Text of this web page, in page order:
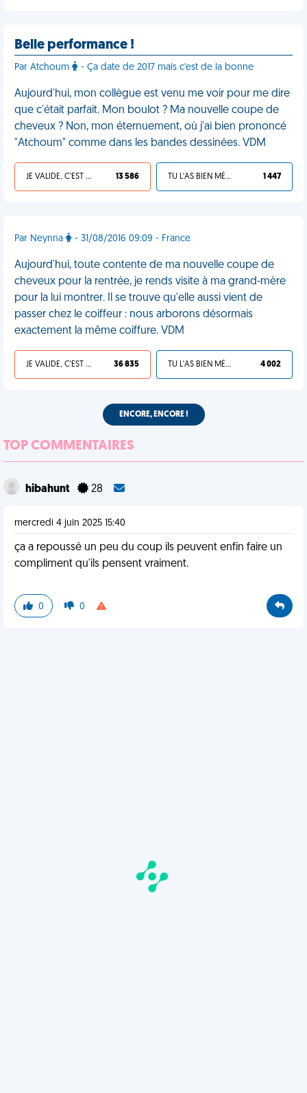
Belle performance !
Par Atchoum - Ça date de 2017 mais c'est de la bonne
Aujourd'hui, mon collègue est venu me voir pour me dire
que c'était parfait. Mon boulot ? Ma nouvelle coupe de
cheveux ? Non, mon éternuement, où j'ai bien prononcé
"Atchoum" comme dans les bandes dessinées. VDM
JE VALIDE, C'EST UNE VDM 13 586 TU L'AS BIEN MÉRITÉ 1 447
Par Neynna - 31/08/2016 09:09 - France
Aujourd'hui, toute contente de ma nouvelle coupe de
cheveux pour la rentrée, je rends visite à ma grand-mère
pour la lui montrer. Il se trouve qu'elle aussi vient de
passer chez le coiffeur : nous arborons désormais
exactement la même coiffure. VDM
JE VALIDE, C'EST UNE VDM 36 835 TU L'AS BIEN MÉRITÉ 4 002
ENCORE, ENCORE !
TOP COMMENTAIRES
hibahunt 28
mercredi 4 juin 2025 15:40
ça a repoussé un peu du coup ils peuvent enfin faire un
compliment qu'ils pensent vraiment.
0 0